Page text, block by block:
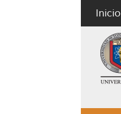
Inicio